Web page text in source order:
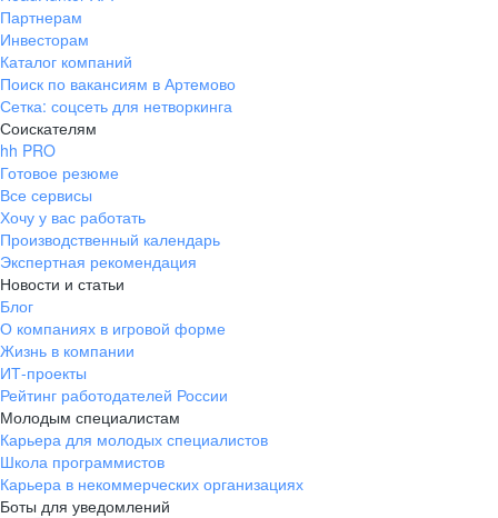
Партнерам
Инвесторам
Каталог компаний
Поиск по вакансиям в Артемово
Сетка: соцсеть для нетворкинга
Соискателям
hh PRO
Готовое резюме
Все сервисы
Хочу у вас работать
Производственный календарь
Экспертная рекомендация
Новости и статьи
Блог
О компаниях в игровой форме
Жизнь в компании
ИТ-проекты
Рейтинг работодателей России
Молодым специалистам
Карьера для молодых специалистов
Школа программистов
Карьера в некоммерческих организациях
Боты для уведомлений